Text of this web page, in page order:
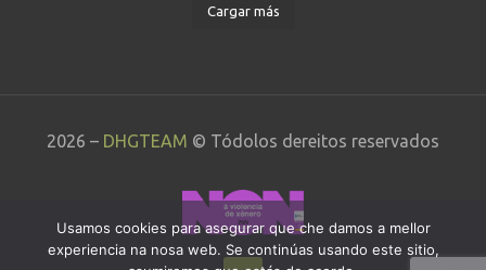
Cargar más
2026 – DHGTEAM © Tódolos dereitos reservados
Usamos cookies para asegurar que che damos a mellor
experiencia na nosa web. Se continúas usando este sitio,